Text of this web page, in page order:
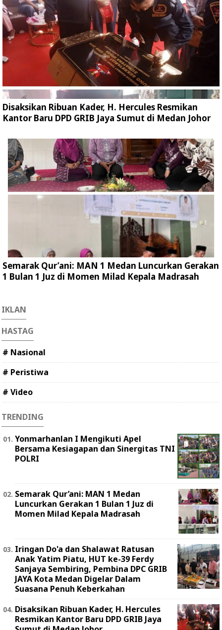
Disaksikan Ribuan Kader, H. Hercules Resmikan
Kantor Baru DPD GRIB Jaya Sumut di Medan Johor
Semarak Qur’ani: MAN 1 Medan Luncurkan Gerakan
1 Bulan 1 Juz di Momen Milad Kepala Madrasah
IKLAN
HASTAG
# Nasional
# Peristiwa
# Video
TRENDING
Yonmarhanlan I Mengikuti Apel
Bersama Kesiagapan dan Sinergitas TNI
POLRI
Semarak Qur’ani: MAN 1 Medan
Luncurkan Gerakan 1 Bulan 1 Juz di
Momen Milad Kepala Madrasah
Iringan Do'a dan Shalawat Ratusan
Anak Yatim Piatu, HUT ke-39 Ferdy
Sanjaya Sembiring, Pembina DPC GRIB
JAYA Kota Medan Digelar Dalam
Suasana Penuh Keberkahan
Disaksikan Ribuan Kader, H. Hercules
Resmikan Kantor Baru DPD GRIB Jaya